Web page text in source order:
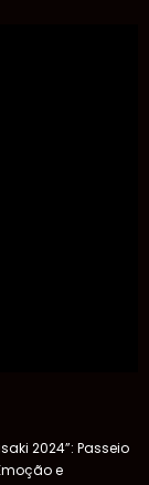
2024”: Passeio
e